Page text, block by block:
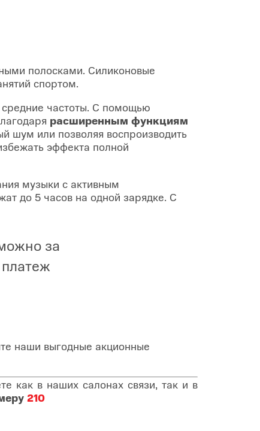
полосками. Силиконовые
спортом.
частоты. С помощью
расширенным функциям
шум или позволяя воспроизводить
эффекта полной
музыки с активным
до 5 часов на одной зарядке. С
за
наши выгодные акционные
как в наших салонах связи, так и в
210